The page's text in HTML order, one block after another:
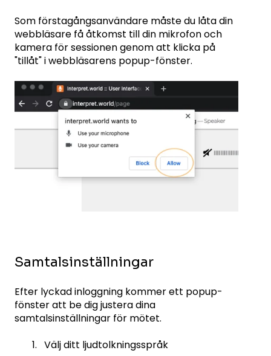
Som förstagångsanvändare måste du låta din
webbläsare få åtkomst till din mikrofon och
kamera för sessionen genom att klicka på
"tillåt" i webbläsarens popup-fönster.
Samtalsinställningar
Efter lyckad inloggning kommer ett popup-
fönster att be dig justera dina
samtalsinställningar för mötet.
Välj ditt ljudtolkningsspråk